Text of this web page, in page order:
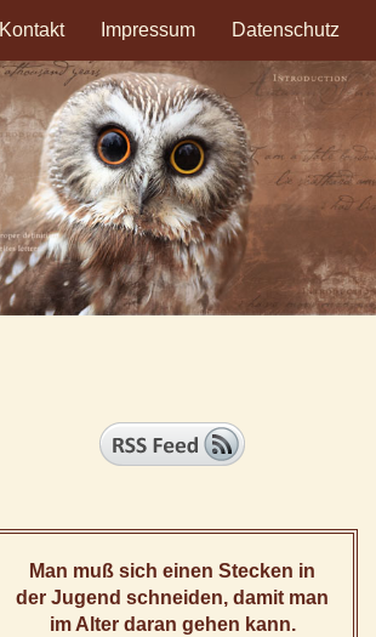
Kontakt Impressum Datenschutz
Man muß sich einen Stecken in
der Jugend schneiden, damit man
im Alter daran gehen kann.